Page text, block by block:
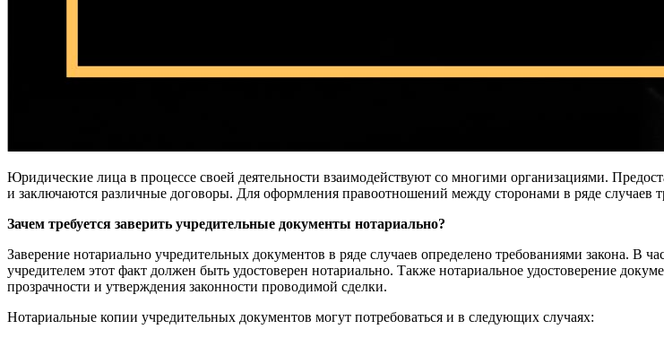
Юридические лица в процессе своей деятельности взаимодействуют со многими организациями.
и заключаются различные договоры. Для оформления правоотношений между сторонами в ряде случаев
Зачем требуется заверить учредительные документы нотариально?
Заверение нотариально учредительных документов в ряде случаев определено требованиями закона.
учредителем этот факт должен быть удостоверен нотариально. Также нотариальное удостоверение
прозрачности и утверждения законности проводимой сделки.
Нотариальные копии учредительных документов могут потребоваться и в следующих случаях: